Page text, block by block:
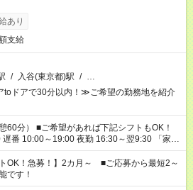
あり
支給
/ 入谷(東京都)駅 / …
ドアで30分以内！≫ご希望の勤務地を紹介
記シフトもOK！
10:00～19:00 夜勤 16:30～翌9:30 「家族
」 「余裕を持って夕飯の準備がしたい」
したくない」 など、ご希望を教えてください
事の勤務時間。 合計で週40時間を超える場
トOK！急募！】2カ月～ ■ご応募から最短2～
です！